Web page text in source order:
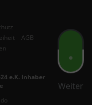
Weiter
AGB
e.K. Inhaber